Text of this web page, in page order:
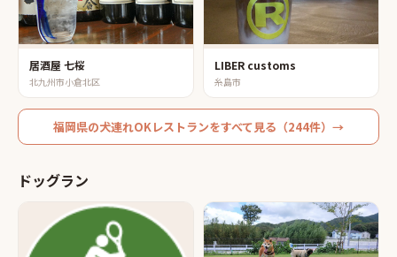
居酒屋 七桜
北九州市小倉北区
LIBER customs
糸島市
福岡県の犬連れOKレストランをすべて見る（244件）→
ドッグラン